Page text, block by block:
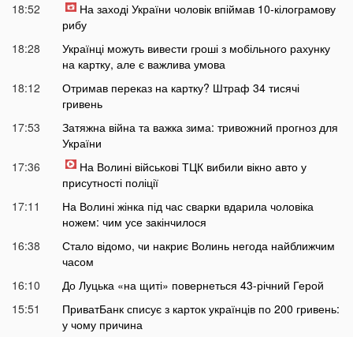
18:52
На заході України чоловік впіймав 10-кілограмову
рибу
18:28
Українці можуть вивести гроші з мобільного рахунку
на картку, але є важлива умова
18:12
Отримав переказ на картку? Штраф 34 тисячі
гривень
17:53
Затяжна війна та важка зима: тривожний прогноз для
України
17:36
На Волині військові ТЦК вибили вікно авто у
присутності поліції
17:11
На Волині жінка під час сварки вдарила чоловіка
ножем: чим усе закінчилося
16:38
Стало відомо, чи накриє Волинь негода найближчим
часом
16:10
До Луцька «на щиті» повернеться 43-річний Герой
15:51
ПриватБанк списує з карток українців по 200 гривень:
у чому причина